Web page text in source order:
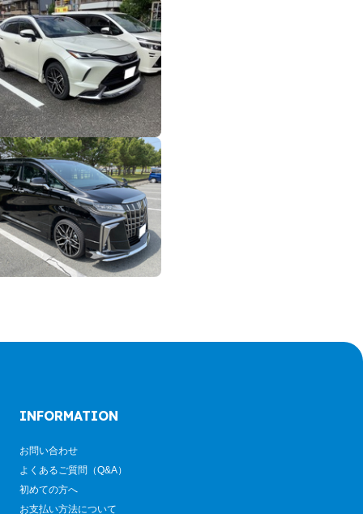
INFORMATION
お問い合わせ
よくあるご質問（Q&A）
初めての方へ
お支払い方法について